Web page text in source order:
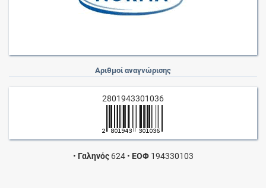
Αριθμοί αναγνώρισης
2801943301036
• Γαληνός624 • ΕΟΦ194330103